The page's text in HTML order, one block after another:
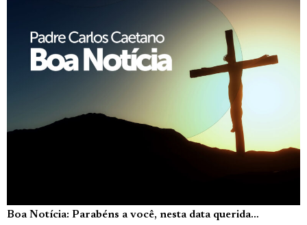
Boa Notícia: Parabéns a você, nesta data querida…